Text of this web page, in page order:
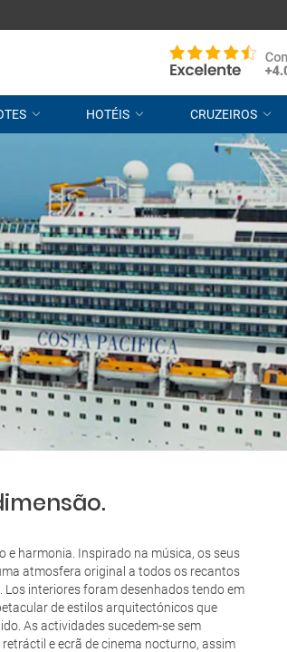
HOTÉIS CRUZEIROS
e harmonia. Inspirado na música, os seus
atmosfera original a todos os recantos
Los interiores foram desenhados tendo em
de estilos arquitectónicos que
As actividades sucedem-se sem
e ecrã de cinema nocturno, assim